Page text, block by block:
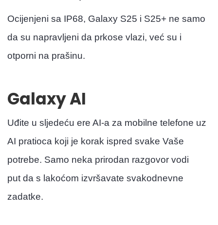
Ocijenjeni sa IP68, Galaxy S25 i S25+ ne samo
da su napravljeni da prkose vlazi, već su i
otporni na prašinu.
Galaxy AI
Uđite u sljedeću ere AI-a za mobilne telefone uz
AI pratioca koji je korak ispred svake Vaše
potrebe. Samo neka prirodan razgovor vodi
put da s lakoćom izvršavate svakodnevne
zadatke.